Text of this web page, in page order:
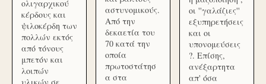
ολιγαρχικού
κέρδους και
ψιλοκέρδη των
πολλών εκτός
από τόνους
μπετόν και
λοιπών
αστυνομικούς.
Από την
δεκαετία του
70 κατά την
οποία
πρωτοστάτησ
α στα
οι ''γαλάζιες''
εξυπηρετήσεις
και οι
υπονομεύσεις
?. Επίσης,
ανέξαρτητα
απ' όσα